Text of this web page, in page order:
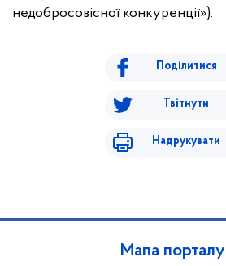
недобросовісної конкуренції»).
Поділитися
Твітнути
Надрукувати
Мапа порталу